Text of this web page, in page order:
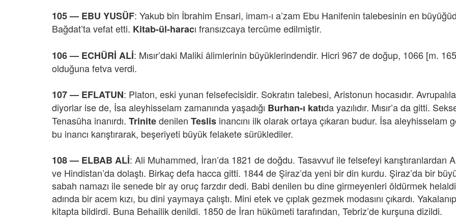
105 — EBU YUSÜF: Yakub bin İbrahim Ensari, imam-ı a’zam Ebu Hanifenin talebesinin en
Bağdat’ta vefat etti. Kitab-ül-haracı fransızcaya tercüme edilmiştir.
106 — ECHÜRİ ALİ: Mısır’daki Maliki âlimlerinin büyüklerindendir. Hicri 967 de doğup, 1066 [m.
olduğuna fetva verdi.
107 — EFLATUN: Platon, eski yunan felsefecisidir. Sokratın talebesi, Aristonun hocasıdır.
diyorlar ise de, İsa aleyhisselam zamanında yaşadığı Burhan-ı katıda yazılıdır. Mısır’a da gitti.
Tenasüha inanırdı. Trinitedenilen Teslis inancını ilk olarak ortaya çıkaran budur. İsa aleyhisselam
bu inancı karıştırarak, beşeriyeti büyük felakete sürüklediler.
108 — ELBAB ALİ: Ali Muhammed, İran’da 1821 de doğdu. Tasavvuf ile felsefeyi
ve Hindistan’da dolaştı. Birkaç defa hacca gitti. 1844 de Şiraz’da yeni bir din kurdu. Şiraz’da bir
sabah namazı ile senede bir ay oruç farzdır dedi. Babi denilen bu dine girmeyenleri öldürmek
adında bir acem kızı, bu dini yaymaya çalıştı. Mini etek ve çıplak gezmek modasını çıkardı.
kitapta bildirdi. Buna Behailik denildi. 1850 de İran hükümeti tarafından, Tebriz’de kurşuna dizildi.